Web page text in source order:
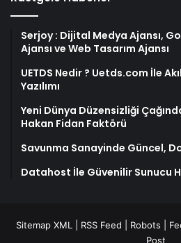
Serjoy : Dijital Medya Ajansı,
Ajansı ve Web Tasarım Ajansı
UETDS Nedir ? Uetds.com İle
Yazılımı
Yeni Dünya Düzensizliği
Hakan Fidan Faktörü
Savunma Sanayinde Güncel,
Datahost İle Güvenilir Sunucu
Sitemap XML RSS Feed Robots
Post